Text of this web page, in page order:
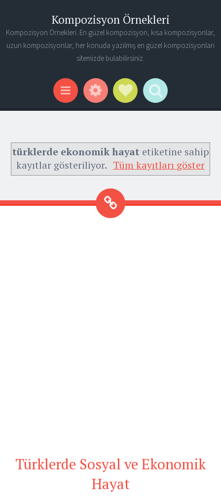
Kompozisyon Örnekleri
Kompozisyon Örnekleri. En güzel kompozisyon, kısa kompozisyonlar,
uzun kompozisyonlar, her konuda yazılmış en güzel kompozisyonları
sitemizde bulabilirsiniz.
Menu WidgetsSocial Links
Search
türklerde ekonomik hayatetiketine sahip
kayıtlar gösteriliyor. Tüm kayıtları göster
Türklerde Sosyal ve Ekonomik
Hayat